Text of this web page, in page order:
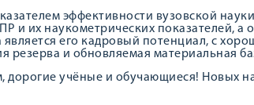
эффективности вузовской
и их наукометрических показателей,
является его кадровый потенциал, с
резерва и обновляемая материальная
дорогие учёные и обучающиеся! Новых